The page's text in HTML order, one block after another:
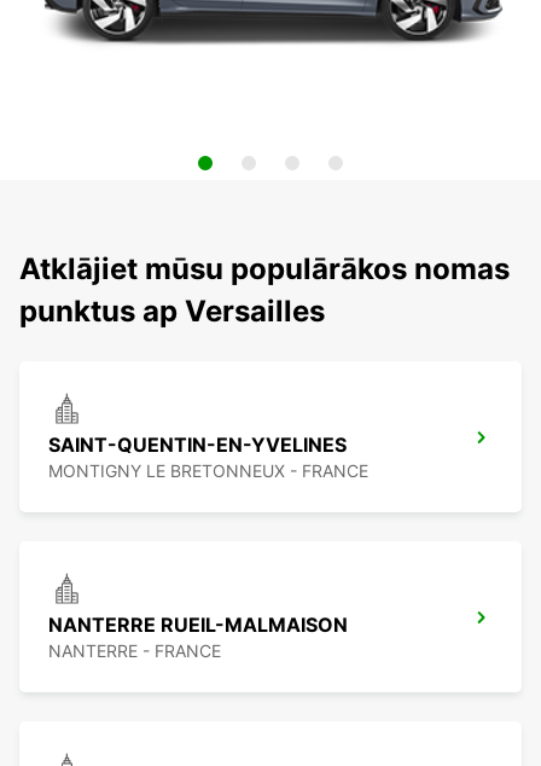
Atklājiet mūsu populārākos nomas
punktus ap Versailles
SAINT-QUENTIN-EN-YVELINES
MONTIGNY LE BRETONNEUX - FRANCE
NANTERRE RUEIL-MALMAISON
NANTERRE - FRANCE